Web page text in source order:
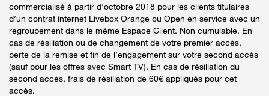
commercialisé à partir d’octobre 2018 pour les clients titulaires
d’un contrat internet Livebox Orange ou Open en service avec un
regroupement dans le même Espace Client. Non cumulable. En
cas de résiliation ou de changement de votre premier accès,
perte de la remise et fin de l’engagement sur votre second accès
(sauf pour les offres avec Smart TV). En cas de résiliation du
second accès, frais de résiliation de 60€ appliqués pour cet
accès.